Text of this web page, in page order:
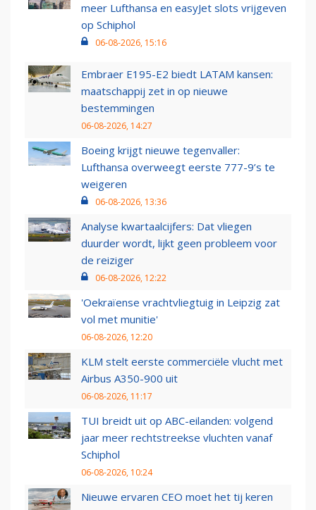
meer Lufthansa en easyJet slots vrijgeven
op Schiphol
06-08-2026, 15:16
Embraer E195-E2 biedt LATAM kansen:
maatschappij zet in op nieuwe
bestemmingen
06-08-2026, 14:27
Boeing krijgt nieuwe tegenvaller:
Lufthansa overweegt eerste 777-9’s te
weigeren
06-08-2026, 13:36
Analyse kwartaalcijfers: Dat vliegen
duurder wordt, lijkt geen probleem voor
de reiziger
06-08-2026, 12:22
'Oekraïense vrachtvliegtuig in Leipzig zat
vol met munitie'
06-08-2026, 12:20
KLM stelt eerste commerciële vlucht met
Airbus A350-900 uit
06-08-2026, 11:17
TUI breidt uit op ABC-eilanden: volgend
jaar meer rechtstreekse vluchten vanaf
Schiphol
06-08-2026, 10:24
Nieuwe ervaren CEO moet het tij keren